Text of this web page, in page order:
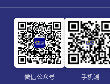
微信公众号 手机端